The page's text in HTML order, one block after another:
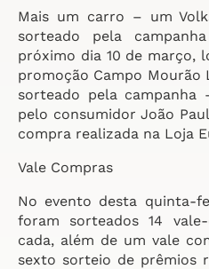
Mais um carro – um
sorteado pela
próximo dia 10 de março,
promoção Campo Mourão
sorteado pela
pelo consumidor João
compra realizada na Loja
Vale Compras
No evento desta quinta-
foram sorteados 14
cada, além de um vale
sexto sorteio de prêmios